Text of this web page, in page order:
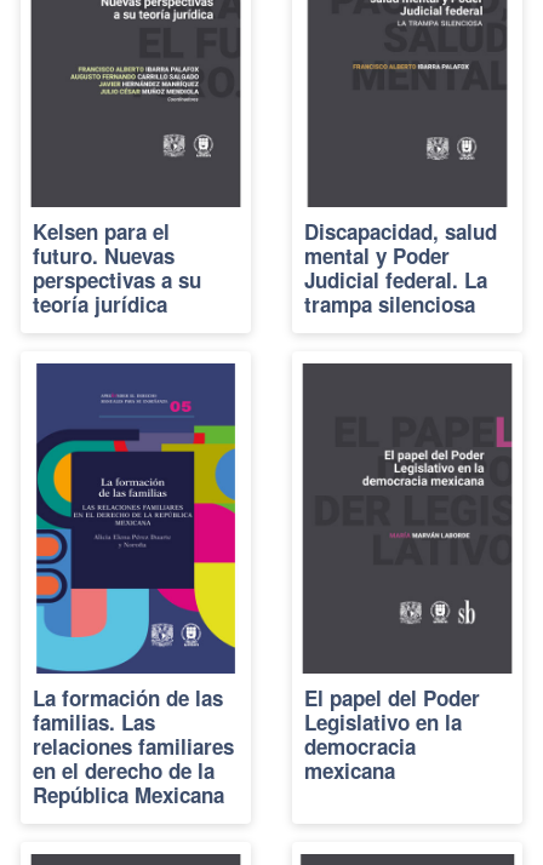
Kelsen para el
futuro. Nuevas
perspectivas a su
teoría jurídica
Discapacidad, salud
mental y Poder
Judicial federal. La
trampa silenciosa
La formación de las
familias. Las
relaciones familiares
en el derecho de la
República Mexicana
El papel del Poder
Legislativo en la
democracia
mexicana